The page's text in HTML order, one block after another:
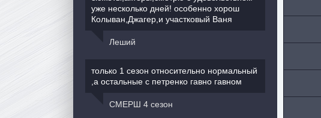
уже несколько дней! особенно хорош
Колыван,Джагер,и участковый Ваня
Леший
только 1 сезон относительно нормальный
,а остальные с петренко гавно гавном
СМЕРШ 4 сезон